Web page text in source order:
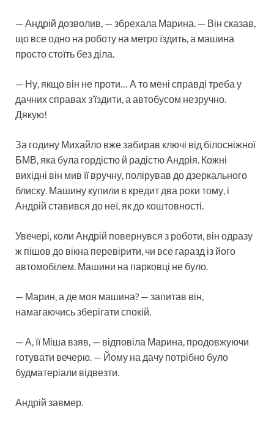
— Андрій дозволив, — збрехала Марина. — Він сказав,
що все одно на роботу на метро їздить, а машина
просто стоїть без діла.
— Ну, якщо він не проти… А то мені справді треба у
дачних справах з’їздити, а автобусом незручно.
Дякую!
За годину Михайло вже забирав ключі від білосніжної
БМВ, яка була гордістю й радістю Андрія. Кожні
вихідні він мив її вручну, полірував до дзеркального
блиску. Машину купили в кредит два роки тому, і
Андрій ставився до неї, як до коштовності.
Увечері, коли Андрій повернувся з роботи, він одразу
ж пішов до вікна перевірити, чи все гаразд із його
автомобілем. Машини на парковці не було.
— Марин, а де моя машина? — запитав він,
намагаючись зберігати спокій.
— А, її Міша взяв, — відповіла Марина, продовжуючи
готувати вечерю. — Йому на дачу потрібно було
будматеріали відвезти.
Андрій завмер.